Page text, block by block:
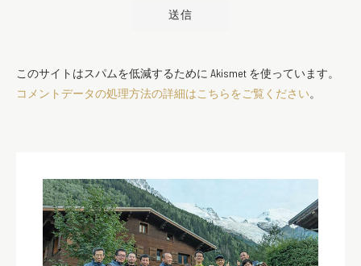
このサイトはスパムを低減するために Akismet を使っています。
コメントデータの処理方法の詳細はこちらをご覧ください。